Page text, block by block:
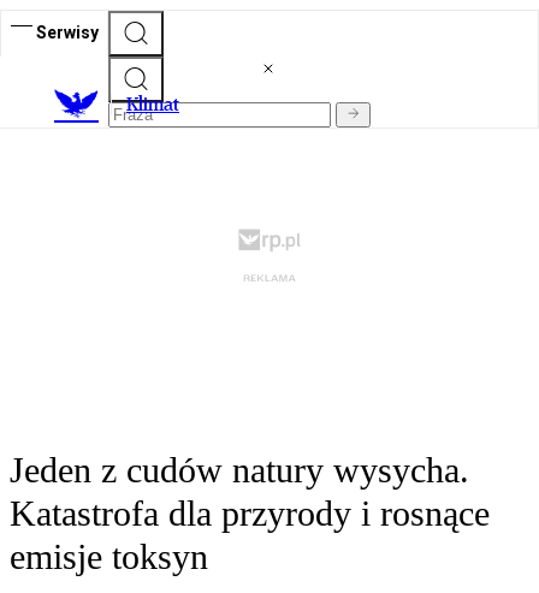
Serwisy
Klimat
Jeden z cudów natury wysycha.
Katastrofa dla przyrody i rosnące
emisje toksyn